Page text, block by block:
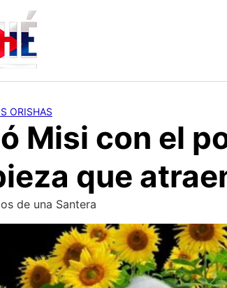
ORISHAS
Misi con el
que
de una Santera